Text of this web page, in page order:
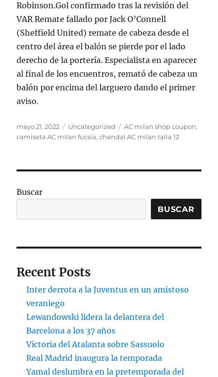
Robinson.Gol confirmado tras la revisión del
VAR Remate fallado por Jack O’Connell
(Sheffield United) remate de cabeza desde el
centro del área el balón se pierde por el lado
derecho de la portería. Especialista en aparecer
al final de los encuentros, remató de cabeza un
balón por encima del larguero dando el primer
aviso.
Publicado
el
mayo 21, 2022 Categorías
Uncategorized Etiquetas
AC milan shop coupon,
camiseta AC milan fucsia,chandal AC milan talla 12
Buscar
BUSCAR
Recent Posts
Inter derrota a la Juventus en un amistoso
veraniego
Lewandowski lidera la delantera del
Barcelona a los 37 años
Victoria del Atalanta sobre Sassuolo
Real Madrid inaugura la temporada
Yamal deslumbra en la pretemporada del